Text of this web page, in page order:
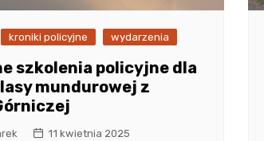
kroniki policyjne wydarzenia
szkolenia policyjne dla
mundurowej z
11 kwietnia 2025